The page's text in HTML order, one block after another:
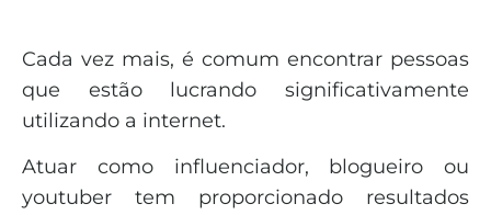
Cada vez mais, é comum encontrar pessoas
que estão lucrando significativamente
utilizando a internet.
Atuar como influenciador, blogueiro ou
youtuber tem proporcionado resultados